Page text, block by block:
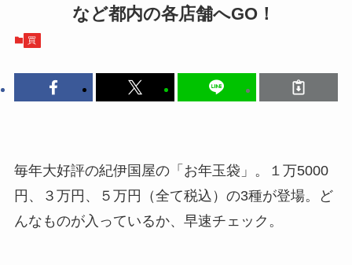
など都内の各店舗へGO！
買
毎年大好評の紀伊国屋の「お年玉袋」。１万5000
円、３万円、５万円（全て税込）の3種が登場。ど
んなものが入っているか、早速チェック。